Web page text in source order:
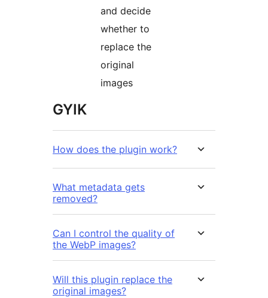
and decide
whether to
replace the
original
images
GYIK
How does the plugin work?
What metadata gets
removed?
Can I control the quality of
the WebP images?
Will this plugin replace the
original images?